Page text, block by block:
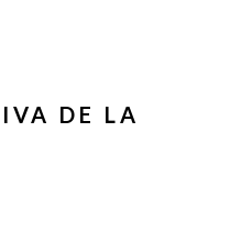
DE LA